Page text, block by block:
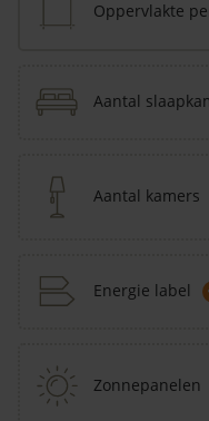
Oppervlakte
Aantal
Aantal kamers
Energie label
Zonnepanelen